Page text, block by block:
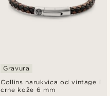
Collins narukvica od vintage i
crne kože 6 mm
Gravura